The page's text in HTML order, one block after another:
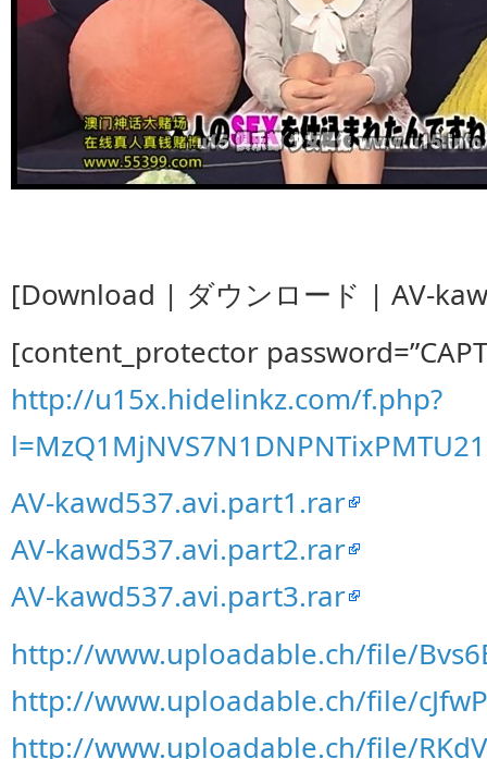
[Download | ダウンロード | AV-
[content_protector
http://u15x.hidelinkz.com/f.php?
AV-kawd537.avi.part1.rar
AV-kawd537.avi.part2.rar
AV-kawd537.avi.part3.rar
http://www.uploadable.ch/file/
http://www.uploadable.ch/file/
http://www.uploadable.ch/file/